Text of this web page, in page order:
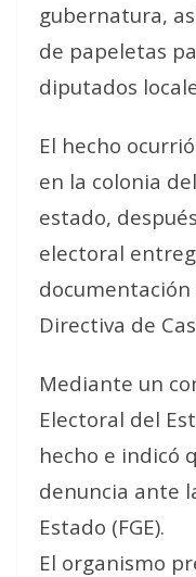
gubernatura,
de papeletas
diputados
El hecho
en la colonia
estado,
electoral
Directiva de
Mediante un
Electoral del
hecho e indicó
denuncia ante
Estado (FGE).
El organismo